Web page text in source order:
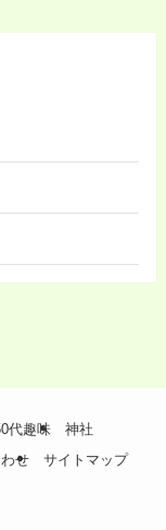
代趣味
神社
せ サイトマップ